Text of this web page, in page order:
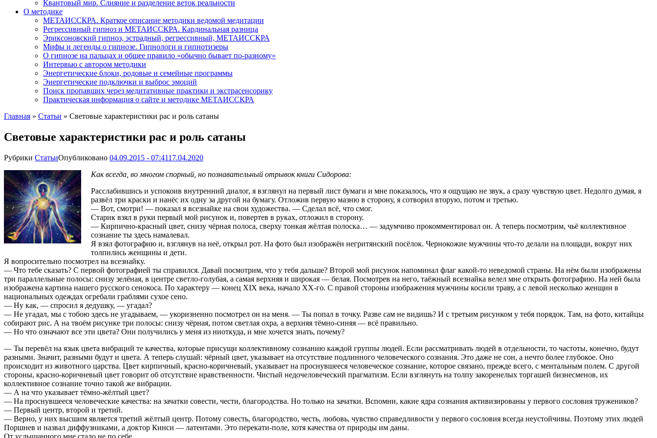
Квантовый мир. Слияние и разделение веток реальности
О методике
МЕТАИССКРА. Краткое описание методики ведомой медитации
Регрессивный гипноз и МЕТАИССКРА. Кардинальная разница
Эриксоновский гипноз, эстрадный, регрессивный, МЕТАИССКРА
Мифы и легенды о гипнозе. Гипнологи и гипнотизеры
О гипнозе на пальцах и общее правило «обычно бывает по-разному»
Интервью с автором методики
Энергетические блоки, родовые и семейные программы
Энергетические подключки и выброс эмоций
Поиск пропавших через медитативные практики и экстрасенсорику
Практическая информация о сайте и методике МЕТАИССКРА
Главная » Статьи » Световые характеристики рас и роль сатаны
Световые характеристики рас и роль сатаны
Рубрики СтатьиОпубликовано 04.09.2015 - 07:4117.04.2020
Как всегда, во многом спорный, но познавательный отрывок книги Сидорова:
Расслабившись и успокоив внутренний диалог, я взглянул на первый лист бумаги и мне показалось, что я ощущаю не звук, а сразу чувствую цвет. Недолго думая, я
развёл три краски и нанёс их одну за другой на бумагу. Отложив первую мазню в сторону, я сотворил вторую, потом и третью.
— Вот, смотри! — показал я всезнайке на свои художества. — Сделал всё, что смог.
Старик взял в руки первый мой рисунок и, повертев в руках, отложил в сторону.
— Кирпично-красный цвет, снизу чёрная полоса, сверху тонкая жёлтая полоска… — задумчиво прокомментировал он. А теперь посмотрим, чьё коллективное
сознание ты здесь намалевал.
Я взял фотографию и, взглянув на неё, открыл рот. На фото был изображён негритянский посёлок. Чернокожие мужчины что-то делали на площади, вокруг них
толпились женщины и дети.
Я вопросительно посмотрел на всезнайку.
— Что тебе сказать? С первой фотографией ты справился. Давай посмотрим, что у тебя дальше? Второй мой рисунок напоминал флаг какой-то неведомой страны. На нём были изображены
три параллельные полосы: снизу зелёная, в центре светло-голубая, а самая верхняя и широкая — белая. Посмотрев на него, таёжный всезнайка велел мне открыть фотографию. На ней была
изображена картина нашего русского сенокоса. По характеру — конец XIX века, начало ХХ-го. С правой стороны изображения мужчины косили траву, а с левой несколько женщин в
национальных одеждах огребали граблями сухое сено.
— Ну как, — спросил я дедушку, — угадал?
— Не угадал, мы с тобою здесь не угадываем, — укоризненно посмотрел он на меня. — Ты попал в точку. Разве сам не видишь? И с третьим рисунком у тебя порядок. Там, на фото, китайцы
собирают рис. А на твоём рисунке три полосы: снизу чёрная, потом светлая охра, а верхняя тёмно-синяя — всё правильно.
— Но что означают все эти цвета? Они получились у меня из ниоткуда, и мне хочется знать, почему?
— Ты перевёл на язык цвета вибраций те качества, которые присущи коллективному сознанию каждой группы людей. Если рассматривать людей в отдельности, то частоты, конечно, будут
разными. Значит, разными будут и цвета. А теперь слушай: чёрный цвет, указывает на отсутствие подлинного человеческого сознания. Это даже не сон, а нечто более глубокое. Оно
происходит из животного царства. Цвет кирпичный, красно-коричневый, указывает на проснувшееся человеческое сознание, которое связано, прежде всего, с ментальным полем. С другой
стороны, красно-коричневый цвет говорит об отсутствие нравственности. Чистый недочеловеческий прагматизм. Если взглянуть на толпу закоренелых торгашей бизнесменов, их
коллективное сознание точно такой же вибрации.
— А на что указывает тёмно-жёлтый цвет?
— На проснувшееся человеческие качества: на зачатки совести, чести, благородства. Но только на зачатки. Вспомни, какие ядра сознания активизированы у первого сословия тружеников?
— Первый центр, второй и третий.
— Верно, у них высшим является третий жёлтый центр. Потому совесть, благородство, честь, любовь, чувство справедливости у первого сословия всегда неустойчивы. Поэтому этих людей
Поршнев и назвал диффузниками, а доктор Кинси — латентами. Это перекати-поле, хотя качества от природы им даны.
От услышанного мне стало не по себе.